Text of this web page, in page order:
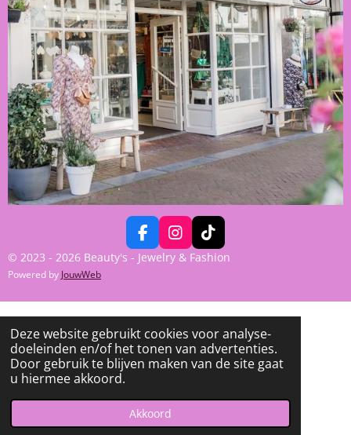
Deze website gebruikt cookies voor analyse-
doeleinden en/of het tonen van advertenties.
Door gebruik te blijven maken van de site gaat
u hiermee akkoord.
Akkoord
F
A
B
O
O
K
I
N
A
G
R
A
M
T
I
O
K
© 2023 - 2026 Beauty's - Jewelry & Fashion
Powered by JouwWeb